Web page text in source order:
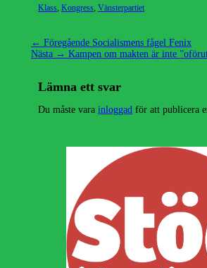
Kategorier
Klass Kongress Vänsterpartiet
Inläggsnavigering
← Föregående Föregående
inlägg:
Socialismens fågel Fenix
Nästa → Nästa
Kampen om makten är inte
Lämna ett svar
Du måste vara inloggad för att publicera